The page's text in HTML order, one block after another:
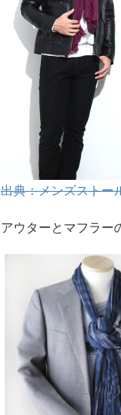
出典：メンズストー
アウターとマフラー